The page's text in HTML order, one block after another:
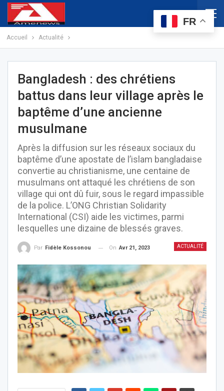
Accueil Actualité
Bangladesh : des chrétiens
battus dans leur village après le
baptême d’une ancienne
musulmane
Après la diffusion sur les réseaux sociaux du
baptême d’une apostate de l’islam bangladaise
convertie au christianisme, une centaine de
musulmans ont attaqué les chrétiens de son
village qui ont dû fuir, sous le regard impassible
de la police. L’ONG Christian Solidarity
International (CSI) aide les victimes, parmi
lesquelles une dizaine de blessés graves.
ACTUALITÉ
Par Fidèle Kossonou On Avr 21, 2023
FR